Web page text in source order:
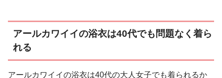
アールカワイイの浴衣は40代でも問題なく着ら
れる
アールカワイイの浴衣は40代の大人女子でも着られるか